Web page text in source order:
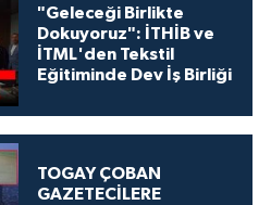
"Geleceği Birlikte
Dokuyoruz": İTHİB ve
İTML'den Tekstil
Eğitiminde Dev İş Birliği
TOGAY ÇOBAN
GAZETECİLERE